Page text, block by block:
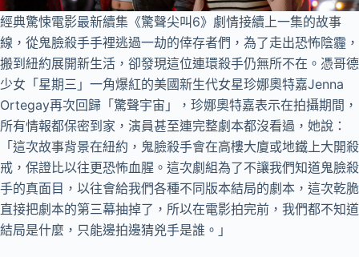
經典驚悚電影最新續集《驚聲尖叫6》劇情接續上一集的故事
線，從鬼臉殺手手裡逃過一劫的倖存者們，為了走出恐怖陰霾，
搬到紐約展開新生活，卻發現這位連環殺手仍無所不在。憑哥德
少女「星期三」一角爆紅的美國新生代女星珍娜奧特嘉Jenna
Ortegay再次回歸「驚聲宇宙」，珍娜奧特嘉表示在拍攝期間，
所有情報都保密到家，演員甚至連完整劇本都沒看過，她說：
「這次故事背景在紐約，鬼臉殺手會在高樓大廈或地鐵上大開殺
戒，保證比以往更恐怖血腥。這次劇組為了不讓我們知道鬼臉殺
手的真面目，以往會給我們各種不同版本結局的劇本，這次乾脆
直接把劇本的第三幕抽掉了，所以在電影拍完前，我們都不知道
結局是什麼，只能邊拍邊猜兇手是誰。」